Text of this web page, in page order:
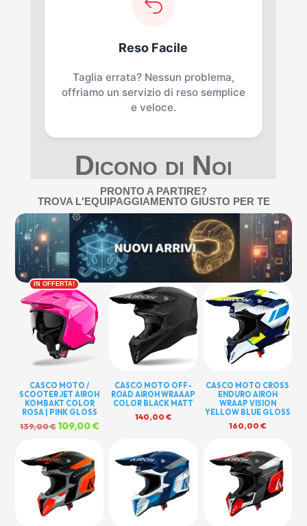
Reso Facile
Taglia errata? Nessun problema,
offriamo un servizio di reso semplice
e veloce.
Dicono di Noi
PRONTO A PARTIRE?
TROVA L'EQUIPAGGIAMENTO GIUSTO PER TE
IN OFFERTA!
CASCO MOTO /
SCOOTER JET AIROH
KOMBAKT COLOR
ROSA | PINK GLOSS
139,00€ Il
era:
139,00 €.
109,00€Il
109,00 €.
CASCO MOTO OFF-
ROAD AIROH WRAAAP
COLOR BLACK MATT
140,00 €
CASCO MOTO CROSS
ENDURO AIROH
WRAAP VISION
YELLOW BLUE GLOSS
160,00 €